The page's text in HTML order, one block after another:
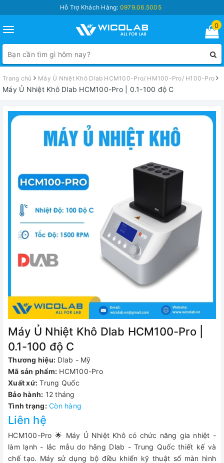
Hỗ Trợ Khách Hàng: 0979.06.5005
Toggle
navigation
0
Trang chủ Máy Ủ Nhiệt Khô Dlab HCM100-Pro/ HM100-Pro/ H100-Pro
Máy Ủ Nhiệt Khô Dlab HCM100-Pro | 0.1-100 độ C
Máy Ủ Nhiệt Khô Dlab HCM100-Pro |
0.1-100 độ C
Thương hiệu: Dlab - Mỹ
Mã sản phẩm: HCM100-Pro
Xuất xứ: Trung Quốc
Bảo hành: 12 tháng
Tình trạng: Còn hàng
Liên hệ
HCM100-Pro 🌟 Máy Ủ Nhiệt Khô có chức năng gia nhiệt -
làm lạnh - lắc mẫu do hãng Dlab - Trung Quốc thiết kế và
chế tạo. Máy sử dụng bộ điều khiển kỹ thuật số màn hình